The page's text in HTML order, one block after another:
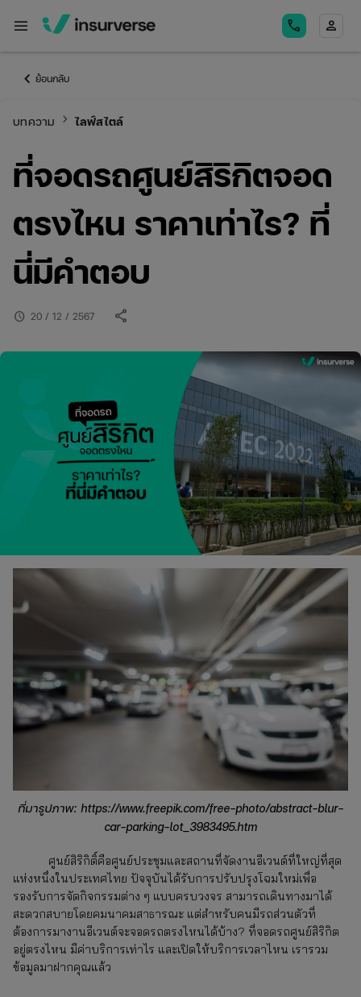
menu call person
keyboard_arrow_left ย้อนกลับ
บทความ keyboard_arrow_right ไลฟ์สไตล์
ที่จอดรถศูนย์สิริกิตจอด
ตรงไหน ราคาเท่าไร? ที่
นี่มีคำตอบ
schedule 20 / 12 / 2567 share
ที่มารูปภาพ: https://www.freepik.com/free-photo/abstract-blur-
car-parking-lot_3983495.htm
ศูนย์สิริกิติ์คือศูนย์ประชุมและสถานที่จัดงานอีเวนต์ที่ใหญ่ที่สุด
แห่งหนึ่งในประเทศไทย ปัจจุบันได้รับการปรับปรุงโฉมใหม่เพื่อ
รองรับการจัดกิจกรรมต่าง ๆ แบบครบวงจร สามารถเดินทางมาได้
สะดวกสบายโดยคมนาคมสาธารณะ แต่สำหรับคนมีรถส่วนตัวที่
ต้องการมางานอีเวนต์จะจอดรถตรงไหนได้บ้าง? ที่จอดรถศูนย์สิริกิต
อยู่ตรงไหน มีค่าบริการเท่าไร และเปิดให้บริการเวลาไหน เรารวม
ข้อมูลมาฝากคุณแล้ว